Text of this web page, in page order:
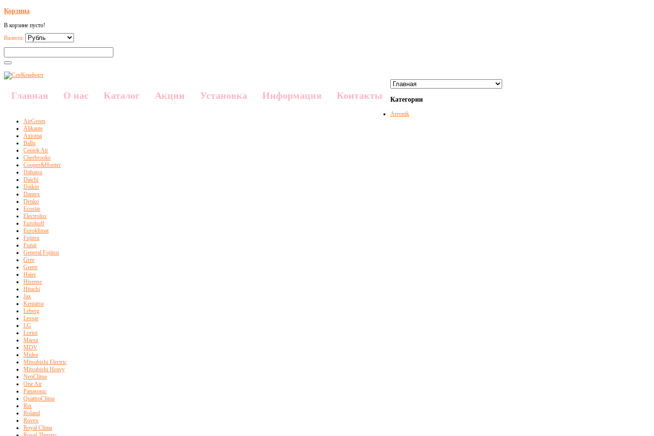
Корзина
В корзине пусто!
Валюта:
Главная О нас Каталог Акции Установка Информация Контакты Категории
Aeronik
AirGreen
Alikante
Axioma
Ballu
Centek Air
Cherbrooke
Cooper&Hunter
Dahatsu
Daichi
Daikin
Dantex
Denko
Ecostar
Electrolux
Eurohoff
Euroklimat
Fujitsu
Funai
General Fujitsu
Gree
Green
Haier
Hisense
Hitachi
Jax
Kentatsu
Leberg
Lessar
LG
Loriot
Marsa
MDV
Midea
Mitsubishi Electric
Mitsubishi Heavy
NeoClima
One Air
Panasonic
QuattroClima
Rix
Roland
Rovex
Royal Clima